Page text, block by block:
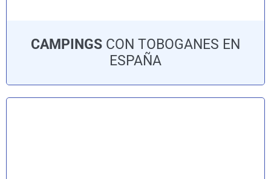
CAMPINGS CON TOBOGANES EN
ESPAÑA